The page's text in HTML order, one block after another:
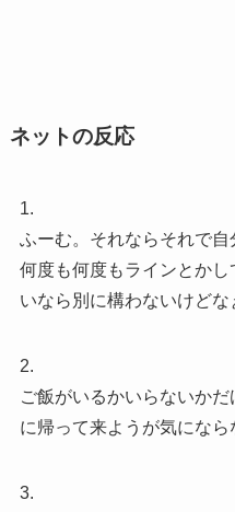
ネットの反応
1.
ふーむ。それならそれで
何度も何度もラインとか
いなら別に構わないけどな
2.
ご飯がいるかいらないか
に帰って来ようが気になら
3.